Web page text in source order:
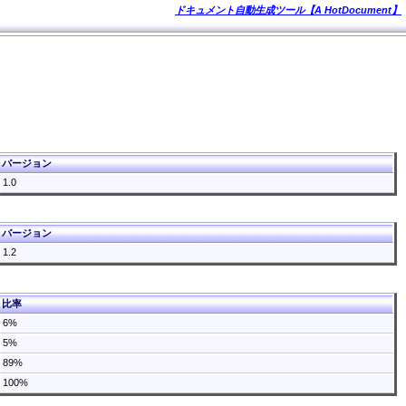
ドキュメント自動生成ツール【A HotDocument】
バージョン
1.0
バージョン
1.2
比率
6%
5%
89%
100%